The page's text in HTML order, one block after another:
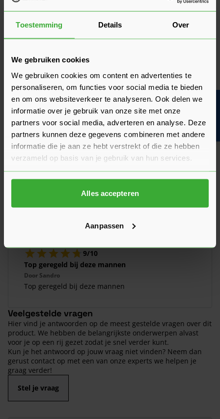
Toestemming Details Over
We gebruiken cookies
We gebruiken cookies om content en advertenties te
personaliseren, om functies voor social media te bieden
en om ons websiteverkeer te analyseren. Ook delen we
informatie over je gebruik van onze site met onze
partners voor social media, adverteren en analyse. Deze
partners kunnen deze gegevens combineren met andere
informatie die je aan ze hebt verstrekt of die ze hebben
verzameld op basis van je gebruik van hun services.
Alles accepteren
Aanpassen
Beoordelingen
sterren
4
sterren
0 beoordelingen
3
sterren
0 beoordelingen
sterren
0 beoordelingen
1 ster
0 beoordelingen
Beoordeling schrijven
9/10
Top geregeld bij deze mannen
Door Sandro
Top geregeld bij deze mannen
Veelgestelde vragen
Hier vind je antwoorden op de meest gestelde vragen over dit
product. We hebben de belangrijkste onderwerpen alvast
voor je op een rij gezet zodat je snel verder kunt.
Kun je het antwoord op jouw vraag niet vinden? Neem dan
gerust contact op met een van onze experts we helpen je
graag verder!
Stel je vraag